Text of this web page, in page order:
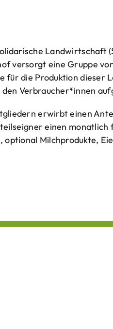
Landwirtschaft
versorgt eine Gruppe
für die Produktion dieser
Verbraucher*­innen
erwirbt einen
einen monatlich
optional Milchprodukte,